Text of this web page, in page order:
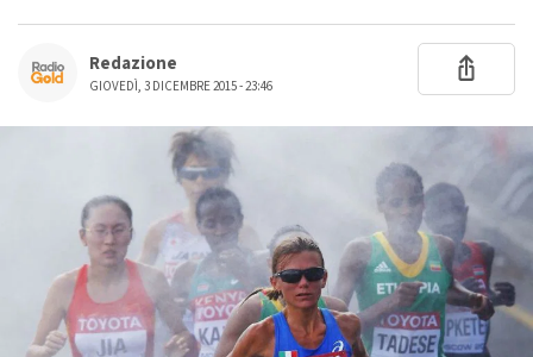
Redazione
GIOVEDÌ, 3 DICEMBRE 2015 - 23:46